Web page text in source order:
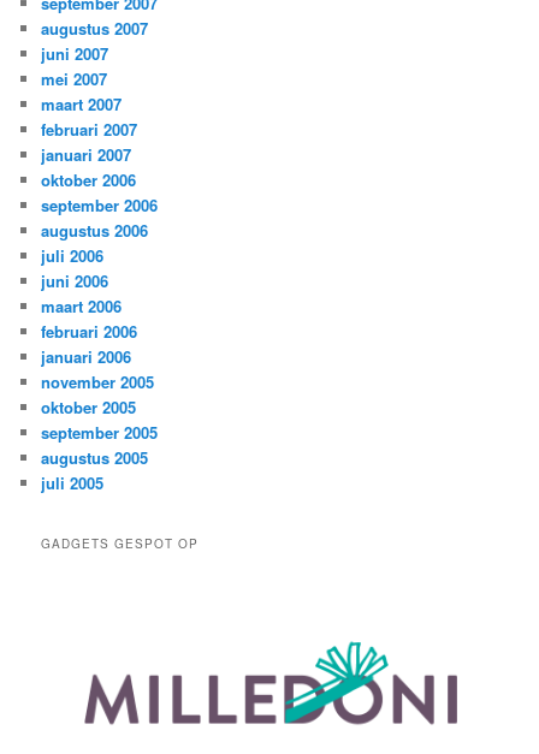
augustus 2007
juni 2007
mei 2007
maart 2007
februari 2007
januari 2007
oktober 2006
september 2006
augustus 2006
juli 2006
juni 2006
maart 2006
februari 2006
januari 2006
november 2005
oktober 2005
september 2005
augustus 2005
juli 2005
GADGETS GESPOT OP